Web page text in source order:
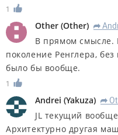
1
Other (Other) R
В прямом смысле.
поколение Ренглера,
было бы вообще.
1
Andrei (Yakuza) R
JL текущий
Архитектурно другая